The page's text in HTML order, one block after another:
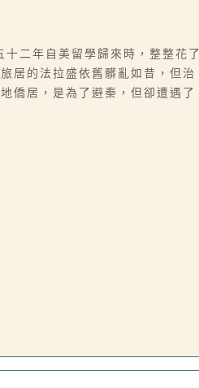
二年自美留學歸來時，整整花了
居的法拉盛依舊髒亂如昔，但治
僑居，是為了避秦，但卻遭遇了